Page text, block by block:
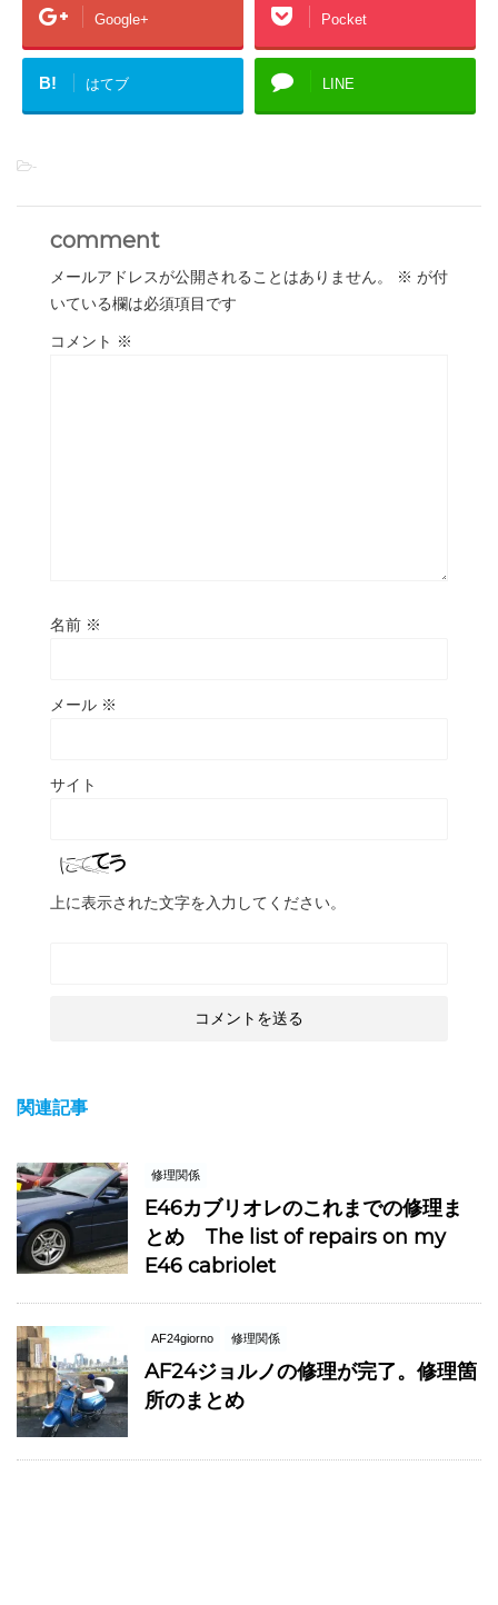
Google+ Pocket
B! はてブ LINE
-
comment
メールアドレスが公開されることはありません。 ※ が付
いている欄は必須項目です
コメント ※
名前 ※
メール ※
サイト
上に表示された文字を入力してください。
関連記事
修理関係
E46カブリオレのこれまでの修理ま
とめ The list of repairs on my
E46 cabriolet
AF24giorno 修理関係
AF24ジョルノの修理が完了。修理箇
所のまとめ